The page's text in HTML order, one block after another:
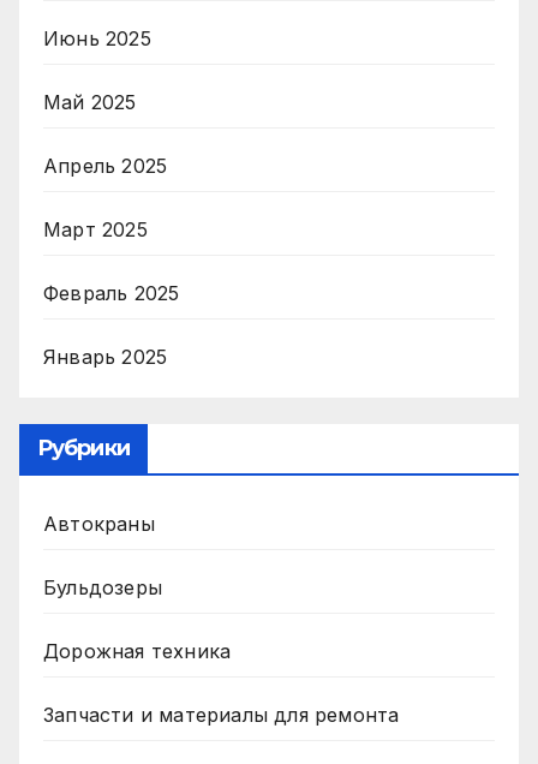
Июнь 2025
Май 2025
Апрель 2025
Март 2025
Февраль 2025
Январь 2025
Рубрики
Автокраны
Бульдозеры
Дорожная техника
Запчасти и материалы для ремонта